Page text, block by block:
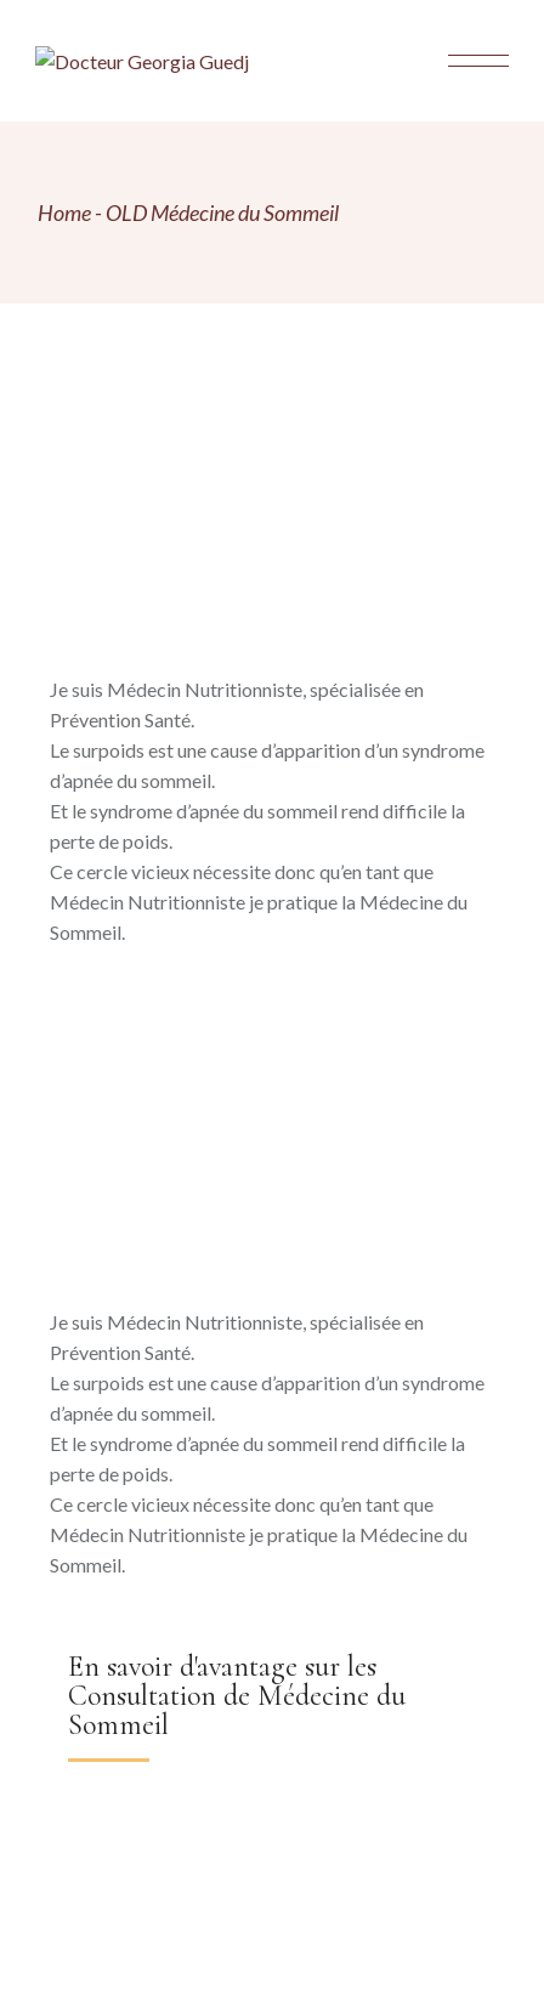
Home OLD Médecine du Sommeil
Je suis Médecin Nutritionniste, spécialisée en
Prévention Santé.
Le surpoids est une cause d’apparition d’un syndrome
d’apnée du sommeil.
Et le syndrome d’apnée du sommeil rend difficile la
perte de poids.
Ce cercle vicieux nécessite donc qu’en tant que
Médecin Nutritionniste je pratique la Médecine du
Sommeil.
Je suis Médecin Nutritionniste, spécialisée en
Prévention Santé.
Le surpoids est une cause d’apparition d’un syndrome
d’apnée du sommeil.
Et le syndrome d’apnée du sommeil rend difficile la
perte de poids.
Ce cercle vicieux nécessite donc qu’en tant que
Médecin Nutritionniste je pratique la Médecine du
Sommeil.
En savoir d'avantage sur les
Consultation de Médecine du
Sommeil